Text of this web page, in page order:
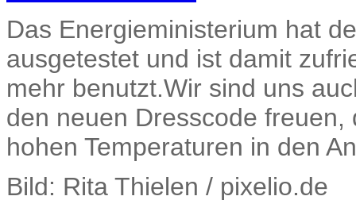
Das Energieministerium hat
ausgetestet und ist damit
mehr benutzt.Wir sind uns
den neuen Dresscode
hohen Temperaturen in den
Bild: Rita Thielen / pixelio.de